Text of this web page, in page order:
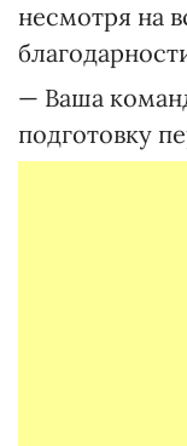
несмотря на
— Ваша
подготовку